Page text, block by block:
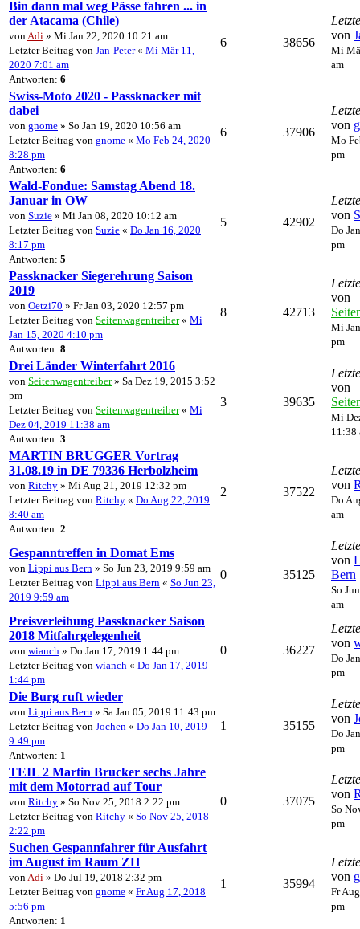
Bin dann mal weg Pässe fahren ... in
der Atacama (Chile)
von Adi » Mi Jan 22, 2020 10:21 am
Letzter Beitrag von Jan-Peter« Mi Mär 11,
2020 7:01 am
Antworten: 6
6 38656
von
Mi
am
Swiss-Moto 2020 - Passknacker mit
dabei
von gnome » So Jan 19, 2020 10:56 am
Letzter Beitrag von gnome « Mo Feb 24, 2020
8:28 pm
Antworten: 6
6 37906
von
Mo
pm
Wald-Fondue: Samstag Abend 18.
Januar in OW
von Suzie » Mi Jan 08, 2020 10:12 am
Letzter Beitrag von Suzie « Do Jan 16, 2020
8:17 pm
Antworten: 5
5 42902
von
Do
pm
Passknacker Siegerehrung Saison
2019
von Oetzi70 » Fr Jan 03, 2020 12:57 pm
Letzter Beitrag von Seitenwagentreiber« Mi
Jan 15, 2020 4:10 pm
Antworten: 8
8 42713
von
Mi
pm
Drei Länder Winterfahrt 2016
von Seitenwagentreiber» Sa Dez 19, 2015 3:52
pm
Letzter Beitrag von Seitenwagentreiber« Mi
Dez 04, 2019 11:38 am
Antworten: 3
3 39635
von
Mi
11:38
MARTIN BRUGGER Vortrag
31.08.19 in DE 79336 Herbolzheim
von Ritchy » Mi Aug 21, 2019 12:32 pm
Letzter Beitrag von Ritchy « Do Aug 22, 2019
8:40 am
Antworten: 2
2 37522
von
Do
am
Gespanntreffen in Domat Ems
von Lippi aus Bern » So Jun 23, 2019 9:59 am
Letzter Beitrag von Lippi aus Bern « So Jun 23,
2019 9:59 am
0 35125
von
Bern
So
am
Preisverleihung Passknacker Saison
2018 Mitfahrgelegenheit
von wianch » Do Jan 17, 2019 1:44 pm
Letzter Beitrag von wianch « Do Jan 17, 2019
1:44 pm
0 36227
von
Do
pm
Die Burg ruft wieder
von Lippi aus Bern » Sa Jan 05, 2019 11:43 pm
Letzter Beitrag von Jochen « Do Jan 10, 2019
9:49 pm
Antworten: 1
1 35155
von
Do
pm
TEIL 2 Martin Brucker sechs Jahre
mit dem Motorrad auf Tour
von Ritchy » So Nov 25, 2018 2:22 pm
Letzter Beitrag von Ritchy « So Nov 25, 2018
2:22 pm
0 37075
von
So
pm
Suchen Gespannfahrer für Ausfahrt
im August im Raum ZH
von Adi » Do Jul 19, 2018 2:32 pm
Letzter Beitrag von gnome « Fr Aug 17, 2018
5:56 pm
Antworten: 1
1 35994
von
Fr
pm